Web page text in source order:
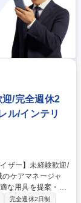
迎/完全週休2
ル/インテリ
な用具を提案・納
住み慣れた自宅で
完全週休2日制